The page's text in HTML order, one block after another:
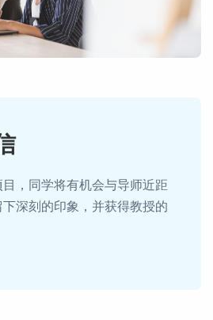
，同学将有机会与导师近距
深刻的印象，并获得教授的